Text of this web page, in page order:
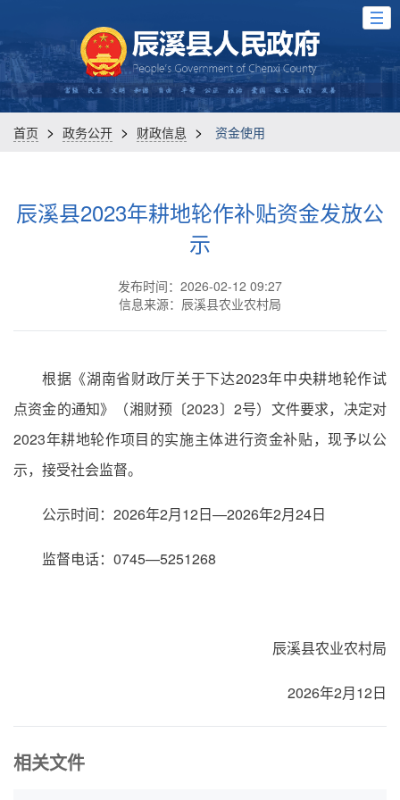
首页 > 政务公开 > 财政信息 > 资金使用
辰溪县2023年耕地轮作补贴资金发放公
示
发布时间：2026-02-12 09:27
信息来源：辰溪县农业农村局
根据《湖南省财政厅关于下达2023年中央耕地轮作试
点资金的通知》（湘财预〔2023〕2号）文件要求，决定对
2023年耕地轮作项目的实施主体进行资金补贴，现予以公
示，接受社会监督。
公示时间：2026年2月12日—2026年2月24日
监督电话：0745—5251268
辰溪县农业农村局
2026年2月12日
相关文件